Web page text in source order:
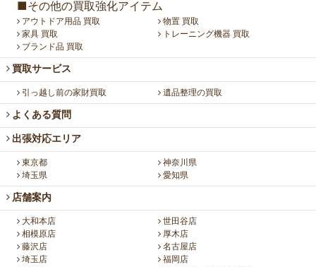
■その他の買取強化アイテム
アウトドア用品 買取
物置 買取
家具 買取
トレーニング機器 買取
ブランド品 買取
買取サービス
引っ越し前の家財買取 遺品整理の買取
よくある質問
出張対応エリア
東京都
神奈川県
埼玉県
愛知県
店舗案内
大和本店
世田谷店
相模原店
厚木店
藤沢店
名古屋店
埼玉店
福岡店